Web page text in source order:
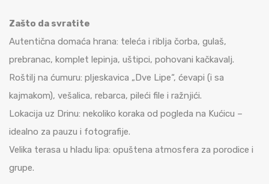
Zašto da svratite
Autentična domaća hrana: teleća i riblja čorba, gulaš,
prebranac, komplet lepinja, uštipci, pohovani kačkavalj.
Roštilj na ćumuru: pljeskavica „Dve Lipe“, ćevapi (i sa
kajmakom), vešalica, rebarca, pileći file i ražnjići.
Lokacija uz Drinu: nekoliko koraka od pogleda na Kućicu –
idealno za pauzu i fotografije.
Velika terasa u hladu lipa: opuštena atmosfera za porodice i
grupe.